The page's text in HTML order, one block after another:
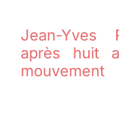
Jean-Yves
après huit
mouvement